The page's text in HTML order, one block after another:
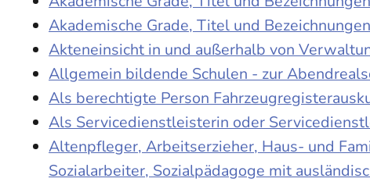
Akademische Grade, Titel und
Akteneinsicht in und außerhalb von
Allgemein bildende Schulen - zur
Als berechtigte Person
Als Servicedienstleisterin oder
Altenpfleger, Arbeitserzieher, Haus- und
Sozialarbeiter, Sozialpädagoge mit